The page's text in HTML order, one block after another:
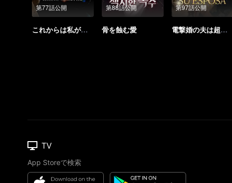
第77話公開
これからは私が支配する
第88話公開
骨を蝕む愛
第97話公開
電撃婚の夫は超名門だった
TV
App Storeで検索